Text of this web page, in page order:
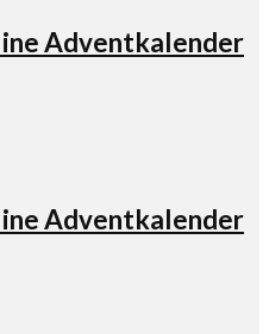
Adventkalender
Adventkalender